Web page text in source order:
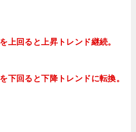
上回ると上昇 トレンド継続。
下回ると下降トレンドに転換。